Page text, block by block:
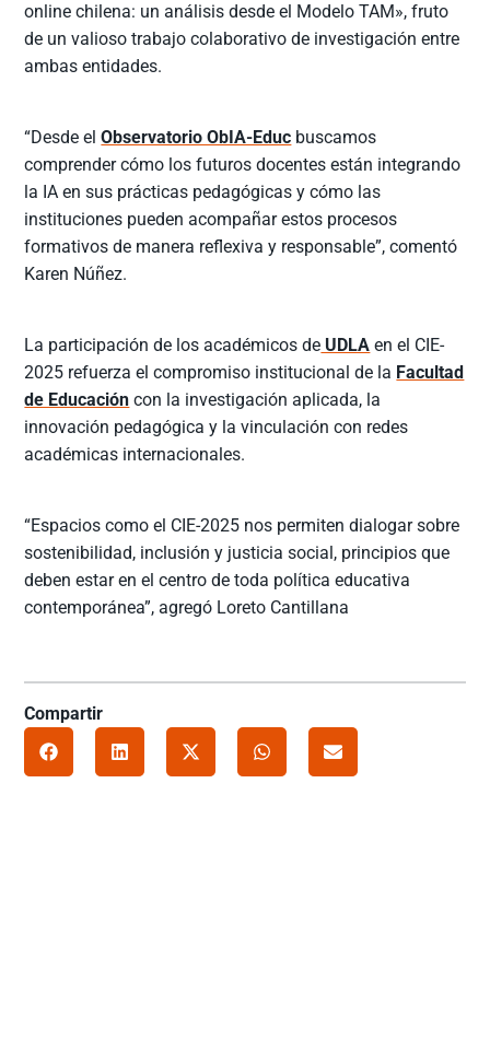
online chilena: un análisis desde el Modelo TAM», fruto
de un valioso trabajo colaborativo de investigación entre
ambas entidades.
“Desde elObservatorio ObIA-Educ buscamos
comprender cómo los futuros docentes están integrando
la IA en sus prácticas pedagógicas y cómo las
instituciones pueden acompañar estos procesos
formativos de manera reflexiva y responsable”, comentó
Karen Núñez.
La participación de los académicos de UDLA en el CIE-
2025 refuerza el compromiso institucional de la Facultad
de Educación con la investigación aplicada, la
innovación pedagógica y la vinculación con redes
académicas internacionales.
“Espacios como el CIE-2025 nos permiten dialogar sobre
sostenibilidad, inclusión y justicia social, principios que
deben estar en el centro de toda política educativa
contemporánea”, agregó Loreto Cantillana
Compartir